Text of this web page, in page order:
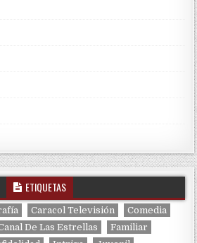
ETIQUETAS
Caracol Televisión
Comedia
De Las Estrellas
Familiar